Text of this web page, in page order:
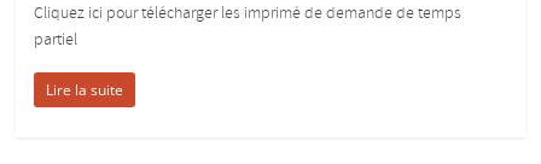
Cliquez ici pour télécharger les imprimé de demande de temps
partiel
Lire la suite